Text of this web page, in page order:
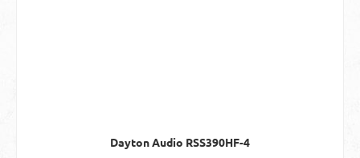
Dayton Audio RSS390HF-4